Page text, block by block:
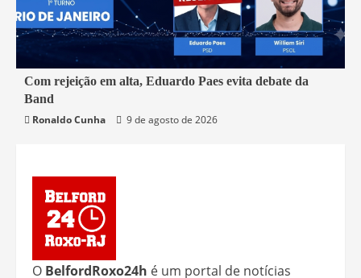
2 min read
Política
Com rejeição em alta, Eduardo Paes evita debate da
Band
Ronaldo Cunha
9 de agosto de 2026
O BelfordRoxo24h é um portal de notícias